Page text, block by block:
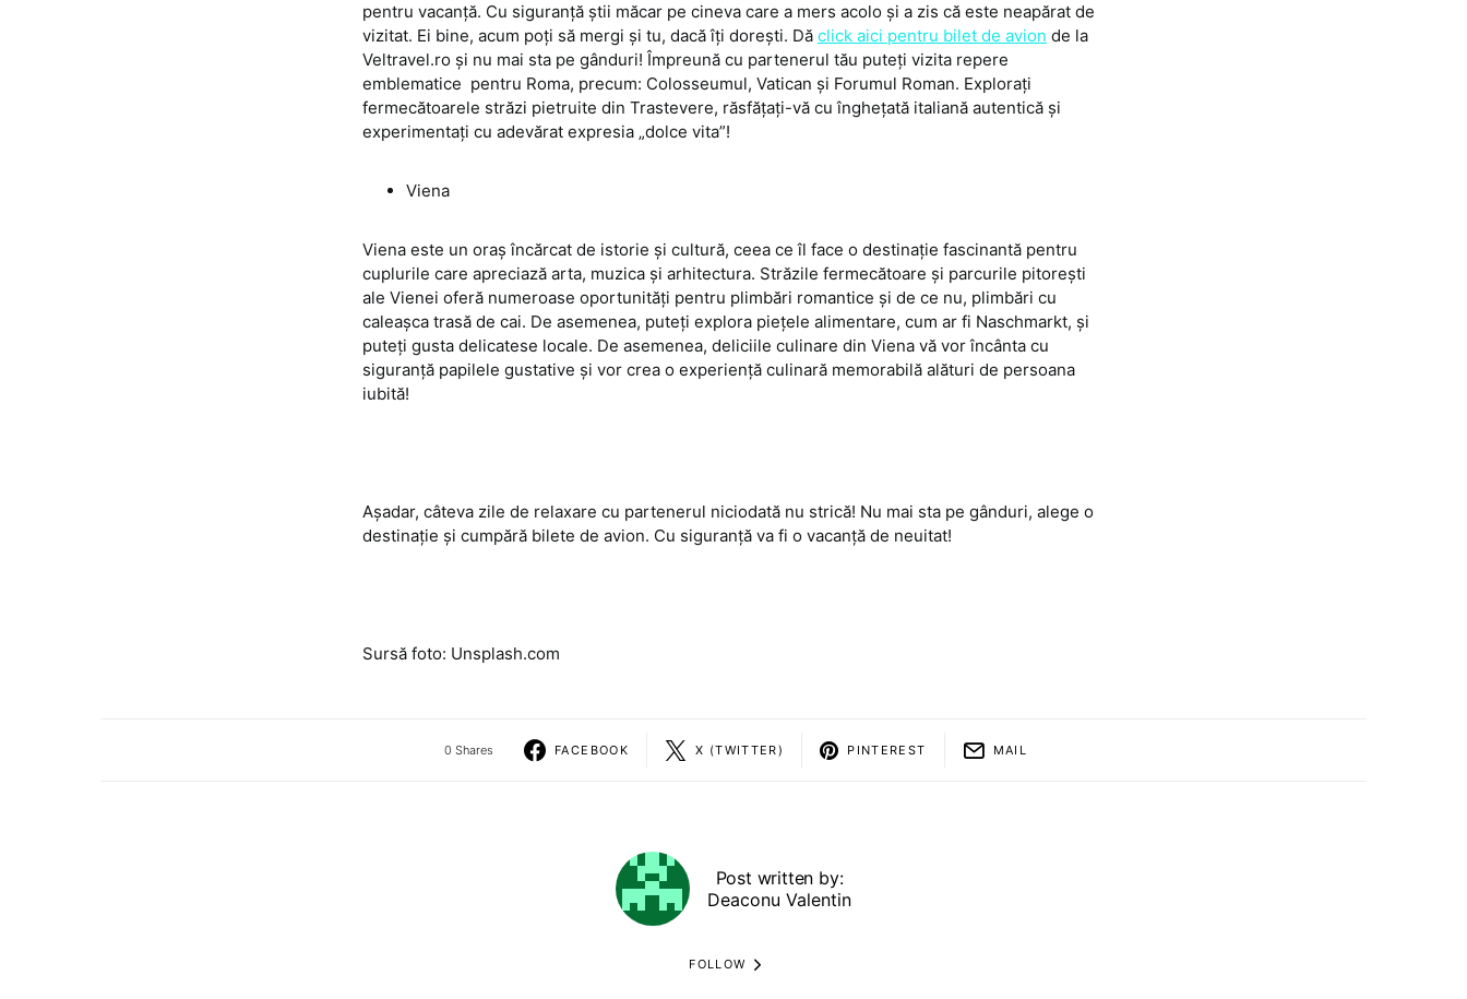
pentru vacanță. Cu siguranță știi măcar pe cineva care a mers acolo și a zis că este neapărat de
vizitat. Ei bine, acum poți să mergi și tu, dacă îți dorești. Dă click aici pentru bilet de avion de la
Veltravel.ro și nu mai sta pe gânduri! Împreună cu partenerul tău puteți vizita repere
emblematice pentru Roma, precum: Colosseumul, Vatican și Forumul Roman. Explorați
fermecătoarele străzi pietruite din Trastevere, răsfățați-vă cu înghețată italiană autentică și
experimentați cu adevărat expresia „dolce vita”!
Viena
Viena este un oraș încărcat de istorie și cultură, ceea ce îl face o destinație fascinantă pentru
cuplurile care apreciază arta, muzica și arhitectura. Străzile fermecătoare și parcurile pitorești
ale Vienei oferă numeroase oportunități pentru plimbări romantice și de ce nu, plimbări cu
caleașca trasă de cai. De asemenea, puteți explora piețele alimentare, cum ar fi Naschmarkt, și
puteți gusta delicatese locale. De asemenea, deliciile culinare din Viena vă vor încânta cu
siguranță papilele gustative și vor crea o experiență culinară memorabilă alături de persoana
iubită!
Așadar, câteva zile de relaxare cu partenerul niciodată nu strică! Nu mai sta pe gânduri, alege o
destinație și cumpără bilete de avion. Cu siguranță va fi o vacanță de neuitat!
Sursă foto: Unsplash.com
0 Shares FACEBOOK X (TWITTER) PINTEREST MAIL
Post written by:
Deaconu Valentin
FOLLOW